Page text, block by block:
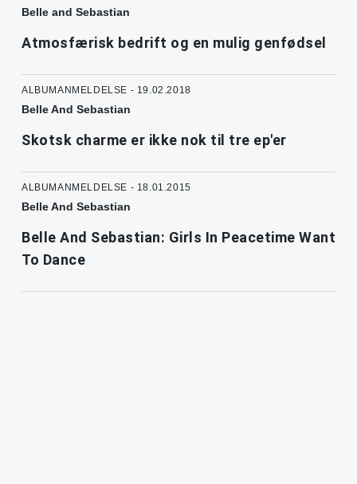
Belle and Sebastian
Atmosfærisk bedrift og en mulig genfødsel
ALBUMANMELDELSE - 19.02.2018
Belle And Sebastian
Skotsk charme er ikke nok til tre ep'er
ALBUMANMELDELSE - 18.01.2015
Belle And Sebastian
Belle And Sebastian: Girls In Peacetime Want
To Dance